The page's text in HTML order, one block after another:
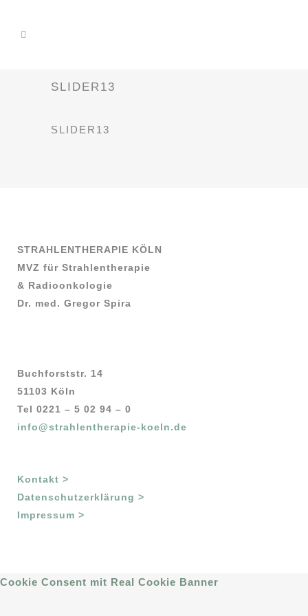
SLIDER13
SLIDER13
STRAHLENTHERAPIE KÖLN
MVZ für Strahlentherapie
& Radioonkologie
Dr. med. Gregor Spira
Buchforststr. 14
51103 Köln
Tel 0221 – 5 02 94 – 0
info@strahlentherapie-koeln.de
Kontakt >
Datenschutzerklärung >
Impressum >
Cookie Consent mit Real Cookie Banner